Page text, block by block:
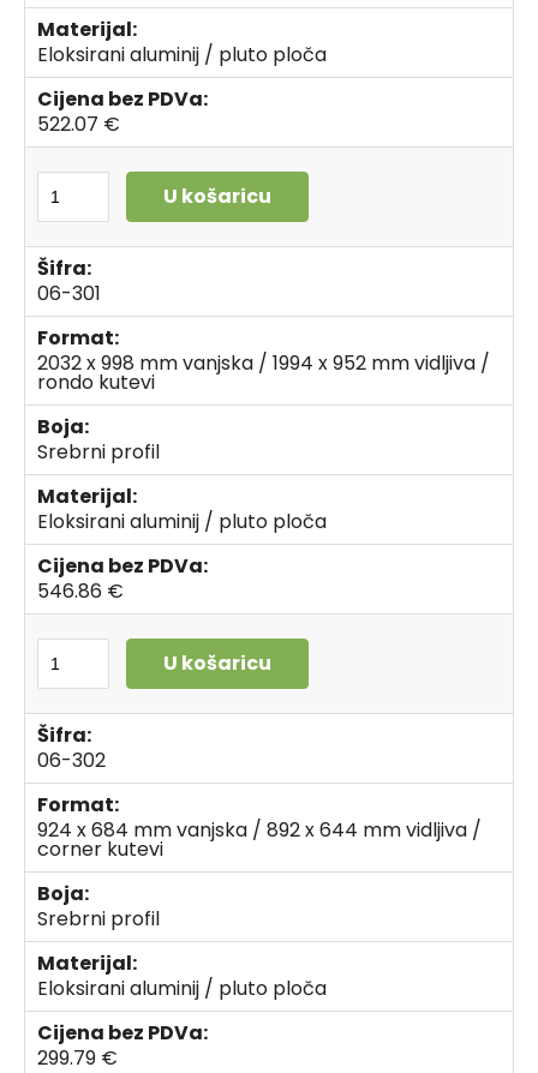
Materijal:
Eloksirani aluminij / pluto ploča
Cijena bez PDVa:
522.07 €
U košaricu
Šifra:
06-301
Format:
2032 x 998 mm vanjska / 1994 x 952 mm vidljiva /
rondo kutevi
Boja:
Srebrni profil
Materijal:
Eloksirani aluminij / pluto ploča
Cijena bez PDVa:
546.86 €
U košaricu
Šifra:
06-302
Format:
924 x 684 mm vanjska / 892 x 644 mm vidljiva /
corner kutevi
Boja:
Srebrni profil
Materijal:
Eloksirani aluminij / pluto ploča
Cijena bez PDVa:
299.79 €